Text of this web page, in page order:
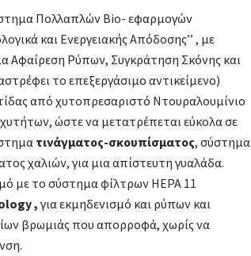
Πολλαπλών Βio- εφαρμογών
και Ενεργειακής Απόδοσης’’ , με
Αφαίρεση Ρύπων, Συγκράτηση Σκόνης και
το επεξεργάσιμο αντικείμενο)
από χυτοπρεσαριστό Ντουραλουμίνιο
ώστε να μετατρέπεται εύκολα σε
τινάγματος-σκουπίσματος, σύστημα
χαλιών, για μια απίστευτη γυαλάδα.
με το σύστημα φίλτρων HEPA 11
,για εκμηδενισμό και ρύπων και
βρωμιάς που απορροφά, χωρίς να